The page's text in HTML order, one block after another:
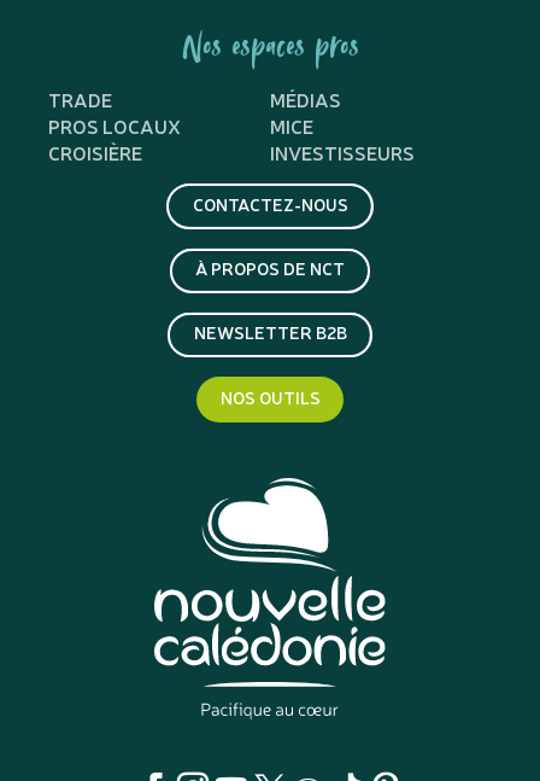
Nos espaces pros
TRADE
MÉDIAS
PROS LOCAUX
MICE
CROISIÈRE
INVESTISSEURS
CONTACTEZ-NOUS
À PROPOS DE NCT
NEWSLETTER B2B
NOS OUTILS